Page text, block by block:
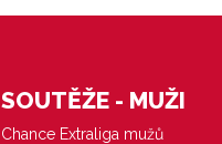
SOUTĚŽE - MUŽI
Chance Extraliga mužů